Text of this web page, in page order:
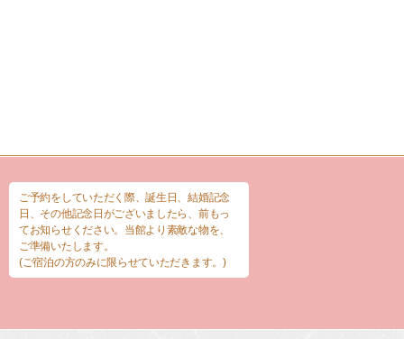
ご予約をしていただく際、誕生日、結婚記念
日、その他記念日がございましたら、前もっ
てお知らせください。当館より素敵な物を、
ご準備いたします。
(ご宿泊の方のみに限らせていただきます。)